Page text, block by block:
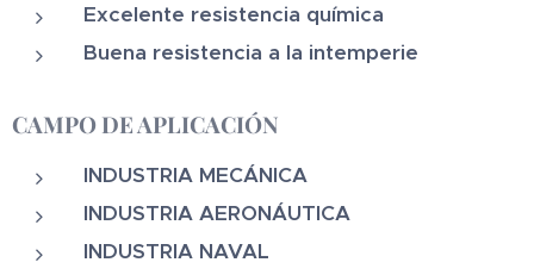
Excelente resistencia química
Buena resistencia a la intemperie
CAMPO DE APLICACIÓN
INDUSTRIA MECÁNICA
INDUSTRIA AERONÁUTICA
INDUSTRIA NAVAL